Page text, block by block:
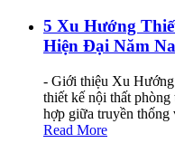
5 Xu Hướng
Hiện Đại Năm
- Giới thiệu Xu
thiết kế nội thất
hợp giữa truyền
Read More